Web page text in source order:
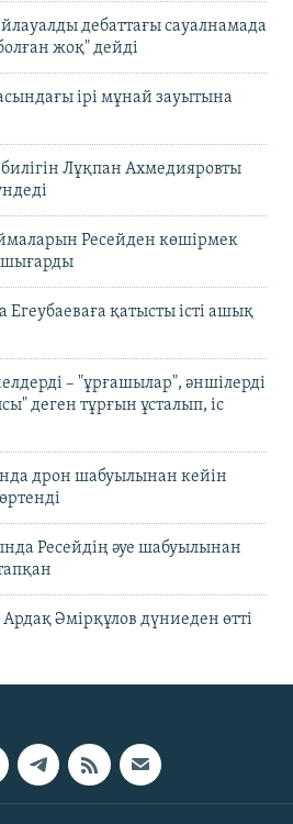
дебаттағы сауалнамада
жоқ" дейді
ірі мұнай зауытына
Лұқпан Ахмедияровты
Ресейден көшірмек
шығарды
Егеубаеваға қатысты істі ашық
– "ұрғашылар", әншілерді
деген тұрғын ұсталып, іс
дрон шабуылынан кейін
Ресейдің әуе шабуылынан
Әмірқұлов дүниеден өтті